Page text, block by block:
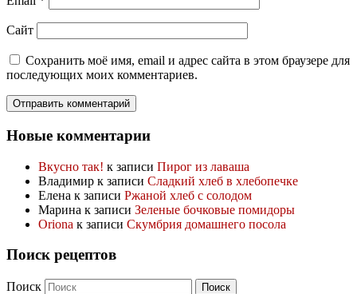
Сайт
Сохранить моё имя, email и адрес сайта в этом браузере для
последующих моих комментариев.
Новые комментарии
Вкусно так! к записи Пирог из лаваша
Владимир к записи Сладкий хлеб в хлебопечке
Елена к записи Ржаной хлеб с солодом
Марина к записи Зеленые бочковые помидоры
Oriona к записи Скумбрия домашнего посола
Поиск рецептов
Поиск